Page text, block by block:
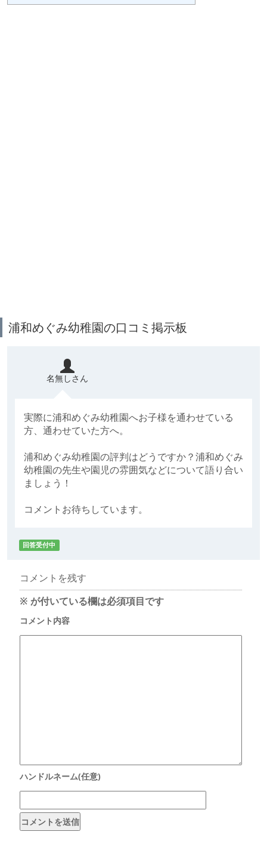
浦和めぐみ幼稚園の口コミ掲示板
名無しさん
実際に浦和めぐみ幼稚園へお子様を通わせている
方、通わせていた方へ。
浦和めぐみ幼稚園の評判はどうですか？浦和めぐみ
幼稚園の先生や園児の雰囲気などについて語り合い
ましょう！
コメントお待ちしています。
回答受付中
コメントを残す
※ が付いている欄は必須項目です